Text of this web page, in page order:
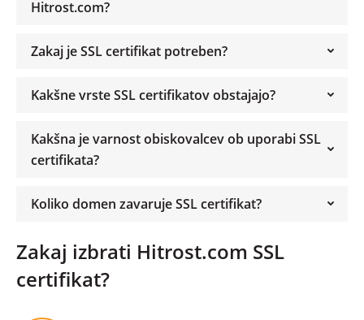
Hitrost.com?
Zakaj je SSL certifikat potreben?
Kakšne vrste SSL certifikatov obstajajo?
Kakšna je varnost obiskovalcev ob uporabi SSL
certifikata?
Koliko domen zavaruje SSL certifikat?
Zakaj izbrati Hitrost.com SSL
certifikat?